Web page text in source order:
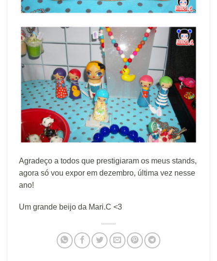
Agradeço a todos que prestigiaram os meus stands,
agora só vou expor em dezembro, última vez nesse
ano!
Um grande beijo da Mari.C <3